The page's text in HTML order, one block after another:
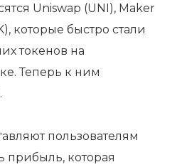
Uniswap (UNI), Maker
которые быстро стали
токенов на
Теперь к ним
пользователям
прибыль, которая